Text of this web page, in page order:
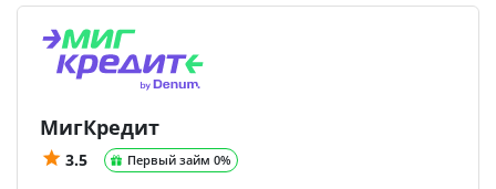
МигКредит
3.5 Первый займ 0%